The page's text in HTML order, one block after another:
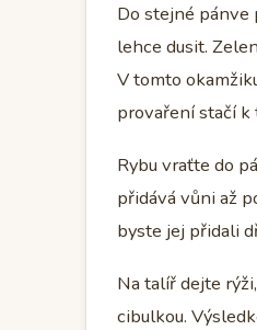
Do stejné pánve
lehce dusit.
V tomto
provaření stačí k
Rybu vraťte do
přidává vůni až
byste jej přidali
Na talíř dejte
cibulkou.